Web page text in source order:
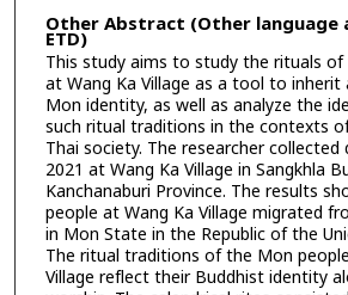
Other Abstract (Other
ETD)
This study aims to study the rituals
at Wang Ka Village as a tool to inherit
Mon identity, as well as analyze the
such ritual traditions in the contexts
Thai society. The researcher
2021 at Wang Ka Village in Sangkhla
Kanchanaburi Province. The results
people at Wang Ka Village migrated
in Mon State in the Republic of the
The ritual traditions of the Mon
Village reflect their Buddhist identity